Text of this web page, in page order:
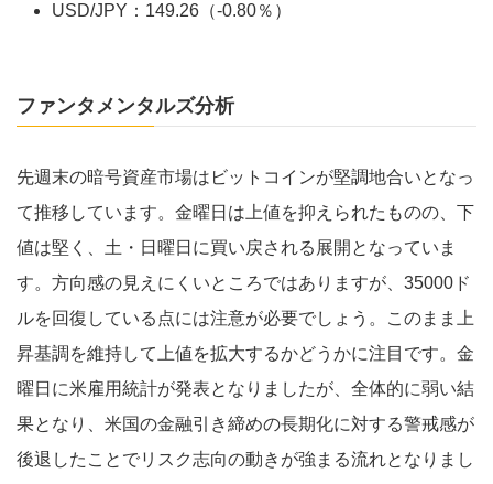
USD/JPY：149.26（-0.80％）
ファンタメンタルズ分析
先週末の暗号資産市場はビットコインが堅調地合いとなっ
て推移しています。金曜日は上値を抑えられたものの、下
値は堅く、土・日曜日に買い戻される展開となっていま
す。方向感の見えにくいところではありますが、35000ド
ルを回復している点には注意が必要でしょう。このまま上
昇基調を維持して上値を拡大するかどうかに注目です。金
曜日に米雇用統計が発表となりましたが、全体的に弱い結
果となり、米国の金融引き締めの長期化に対する警戒感が
後退したことでリスク志向の動きが強まる流れとなりまし